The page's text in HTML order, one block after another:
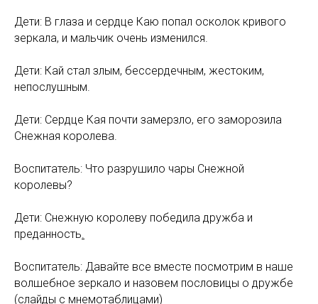
Дети: В глаза и сердце Каю попал осколок кривого
зеркала, и мальчик очень изменился.
Дети: Кай стал злым, бессердечным, жестоким,
непослушным.
Дети: Сердце Кая почти замерзло, его заморозила
Снежная королева.
Воспитатель: Что разрушило чары Снежной
королевы?
Дети: Снежную королеву победила дружба и
преданность.
Воспитатель: Давайте все вместе посмотрим в наше
волшебное зеркало и назовем пословицы о дружбе
(слайды с мнемотаблицами)